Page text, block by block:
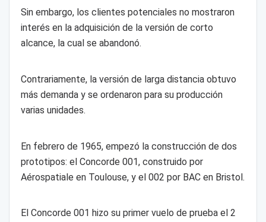
Sin embargo, los clientes potenciales no mostraron
interés en la adquisición de la versión de corto
alcance, la cual se abandonó.
Contrariamente, la versión de larga distancia obtuvo
más demanda y se ordenaron para su producción
varias unidades.
En febrero de 1965, empezó la construcción de dos
prototipos: el Concorde 001, construido por
Aérospatiale en Toulouse, y el 002 por BAC en Bristol.
El Concorde 001 hizo su primer vuelo de prueba el 2